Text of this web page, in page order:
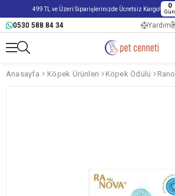
499 TL ve Üzeri Siparişlerinizde Ücretsiz Kargo! 0
Gün
0530 588 84 34 Yardım
Anasayfa Köpek Ürünleri Köpek Ödülü